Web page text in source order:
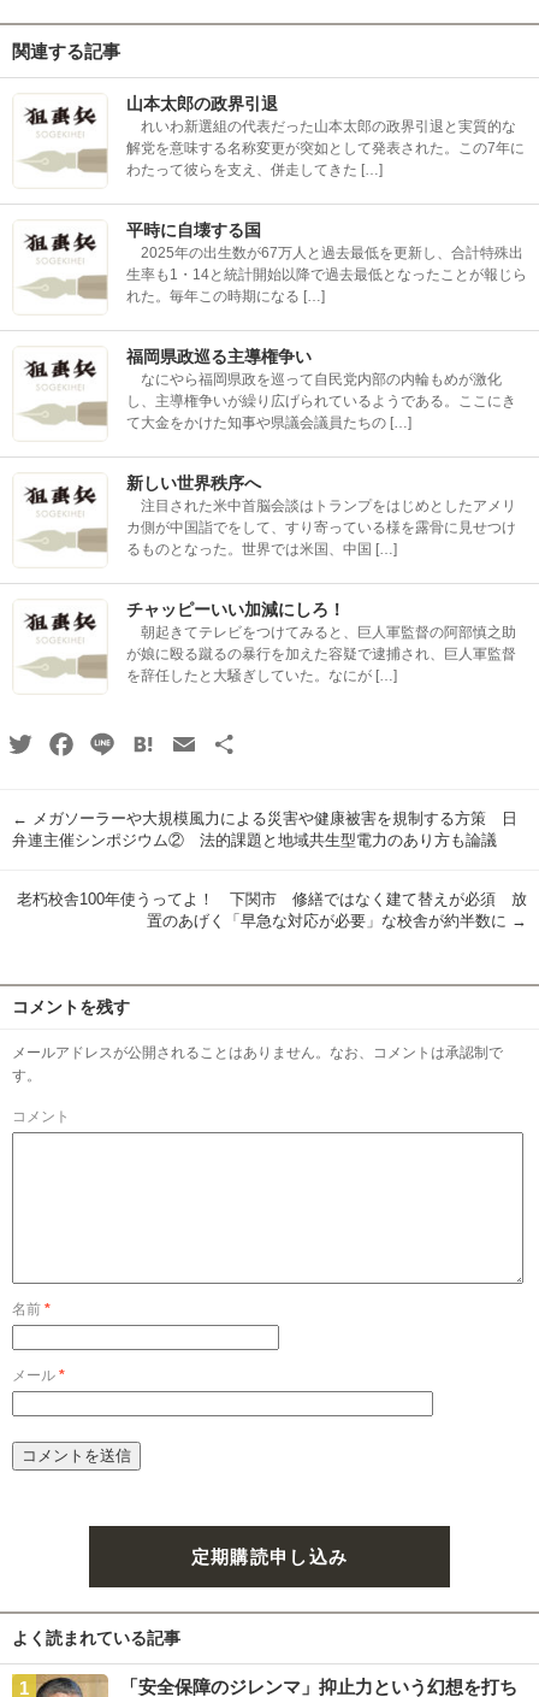
関連する記事
山本太郎の政界引退
れいわ新選組の代表だった山本太郎の政界引退と実質的な
解党を意味する名称変更が突如として発表された。この7年に
わたって彼らを支え、併走してきた […]
平時に自壊する国
2025年の出生数が67万人と過去最低を更新し、合計特殊出
生率も1・14と統計開始以降で過去最低となったことが報じら
れた。毎年この時期になる […]
福岡県政巡る主導権争い
なにやら福岡県政を巡って自民党内部の内輪もめが激化
し、主導権争いが繰り広げられているようである。ここにき
て大金をかけた知事や県議会議員たちの […]
新しい世界秩序へ
注目された米中首脳会談はトランプをはじめとしたアメリ
カ側が中国詣でをして、すり寄っている様を露骨に見せつけ
るものとなった。世界では米国、中国 […]
チャッピーいい加減にしろ！
朝起きてテレビをつけてみると、巨人軍監督の阿部慎之助
が娘に殴る蹴るの暴行を加えた容疑で逮捕され、巨人軍監督
を辞任したと大騒ぎしていた。なにが […]
TwitterFacebook
Line HatenaEmail
←
メガソーラーや大規模風力による災害や健康被害を規制する方策 日
弁連主催シンポジウム② 法的課題と地域共生型電力のあり方も論議
老朽校舎100年使うってよ！ 下関市 修繕ではなく建て替えが必須 放
置のあげく「早急な対応が必要」な校舎が約半数に →
コメントを残す
メールアドレスが公開されることはありません。なお、コメントは承認制で
す。
コメント
名前 *
メール *
定期購読申し込み
よく読まれている記事
「安全保障のジレンマ」抑止力という幻想を打ち